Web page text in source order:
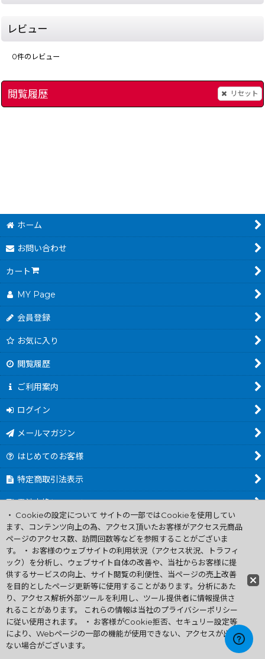
レビュー
0件のレビュー
閲覧履歴 リセット
ホーム
お問い合わせ
カート
MY Page
会員登録
お気に入り
閲覧履歴
ご利用案内
ログイン
メールマガジン
はじめてのお客様
特定商取引法表示
電池交換について
商品カテゴリ一覧
Worldwide Shipping Guide
ファミコン買取通販 中古 ディスクシステム 販売 ニンテンドウ64・
ゲーム買取 .電池交換
Copyright (C) 2007 ファミコン お宝王 All Rights
Reserved.
許可無く当サイトの画像、文章、無断転載複製を禁ずる
・ Cookieの設定について サイトの一部ではCookieを使用してい
ます、コンテンツ向上の為、アクセス頂いたお客様がアクセス元商品
ページのアクセス数、訪問回数等などを参照することがございま
す。 ・ お客様のウェブサイトの利用状況（アクセス状況、トラフィ
ック）を分析し、ウェブサイト自体の改善や、当社からお客様に提
供するサービスの向上、サイト閲覧の利便性、当ページの売上改善
を目的としたページ更新等に使用することがあります。分析にあた
り、アクセス解析外部ツールを利用し、ツール提供者に情報提供さ
れることがあります。 これらの情報は当社のプライバシーポリシー
に従い使用されます。 ・ お客様がCookie拒否、セキュリー設定等
により、Webページの一部の機能が使用できない、アクセスが出来
ない場合がございます。